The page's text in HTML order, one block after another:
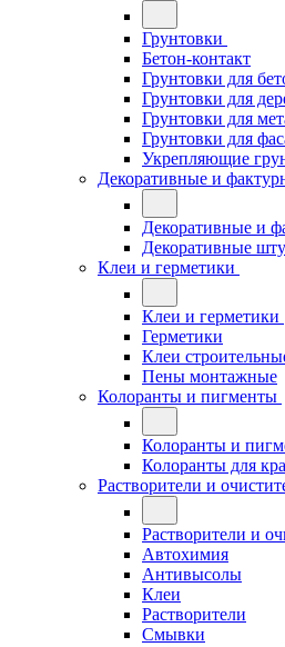
Грунтовки
Бетон-контакт
Грунтовки для
Грунтовки для
Грунтовки для
Грунтовки для
Укрепляющие
Декоративные и
Декоративные и
Декоративные
Клеи и герметики
Клеи и герметики
Герметики
Клеи
Пены монтажные
Колоранты и пигменты
Колоранты и
Колоранты для
Растворители и
Растворители и
Автохимия
Антивысолы
Клеи
Растворители
Смывки